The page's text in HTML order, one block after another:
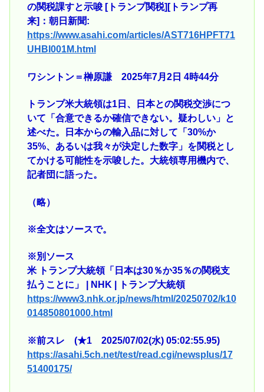
の関税課すと示唆 [トランプ関税][トランプ再
来]：朝日新聞:
https://www.asahi.com/articles/AST716HPFT71
UHBI001M.html
ワシントン＝榊原謙 2025年7月2日 4時44分
トランプ米大統領は1日、日本との関税交渉につ
いて「合意できるか確信できない。疑わしい」と
述べた。日本からの輸入品に対して「30%か
35%、あるいは我々が決定した数字」を関税とし
てかける可能性を示唆した。大統領専用機内で、
記者団に語った。
（略）
※全文はソースで。
※別ソース
米 トランプ大統領「日本は30％か35％の関税支
払うことに」 | NHK | トランプ大統領
https://www3.nhk.or.jp/news/html/20250702/k10
014850801000.html
※前スレ (★1 2025/07/02(水) 05:02:55.95)
https://asahi.5ch.net/test/read.cgi/newsplus/17
51400175/